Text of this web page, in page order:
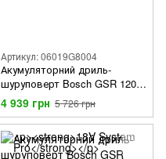
Артикул: 06019G8004
Акумуляторний дриль-
шуруповерт Bosch GSR 120-
LI + GLI 12V-300
4 939 грн 5 726 грн